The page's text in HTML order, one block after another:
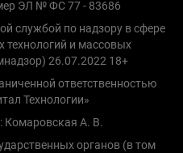
ЭЛ № ФС 77 - 83686
службой по надзору в сфере
и массовых
26.07.2022 18+
ответственностью
Технологии»
Комаровская А. В.
органов (в том